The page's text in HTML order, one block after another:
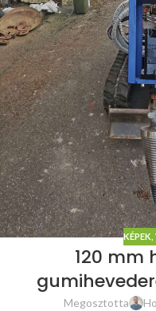
120 mm
Megosztotta